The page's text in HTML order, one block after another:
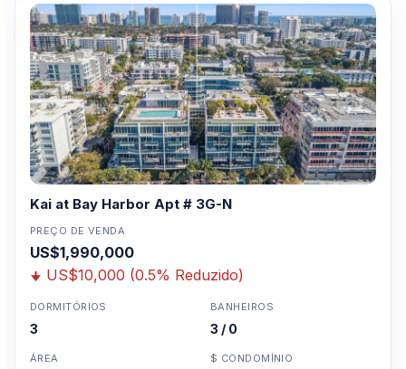
Kai at Bay Harbor Apt # 3G-N
PREÇO DE VENDA
US$1,990,000
US$10,000 (0.5% Reduzido)
DORMITÓRIOS
3
BANHEIROS
3 / 0
ÁREA $ CONDOMÍNIO